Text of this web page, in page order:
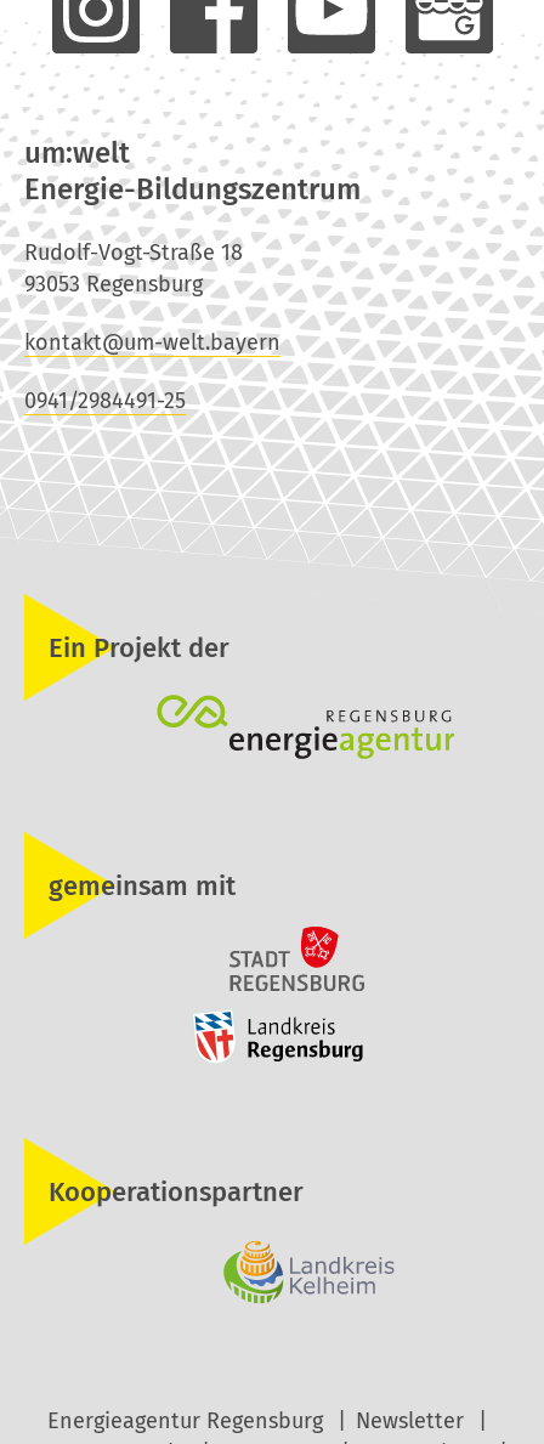
um:welt
Energie-Bildungszentrum
Rudolf-Vogt-Straße 18
93053 Regensburg
kontakt@um-welt.bayern
0941/2984491-25
Ein Projekt der
gemeinsam mit
Kooperationspartner
Energieagentur Regensburg
Newsletter